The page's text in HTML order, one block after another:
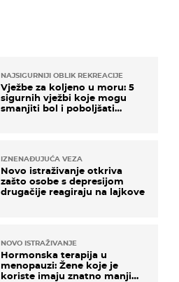
NAJSIGURNIJI OBLIK REKREACIJE
Vježbe za koljeno u moru: 5
sigurnih vježbi koje mogu
smanjiti bol i poboljšati
IZNENAĐUJUĆA VEZA
Novo istraživanje otkriva
zašto osobe s depresijom
drugačije reagiraju na lajkove
NOVO ISTRAŽIVANJE
Hormonska terapija u
menopauzi: Žene koje je
koriste imaju znatno manji